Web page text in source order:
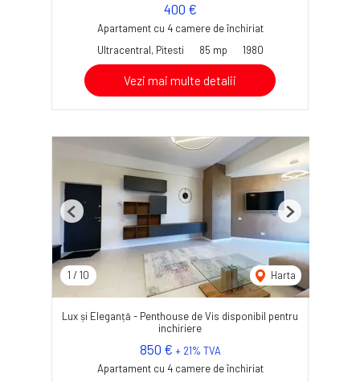
400 €
Apartament cu 4 camere de închiriat
Ultracentral, Pitesti
85 mp 1980
Vezi mai multe detalii
1 / 10 Harta
Previous Next
Lux și Eleganță - Penthouse de Vis disponibil pentru
inchiriere
850 € + 21% TVA
Apartament cu 4 camere de închiriat